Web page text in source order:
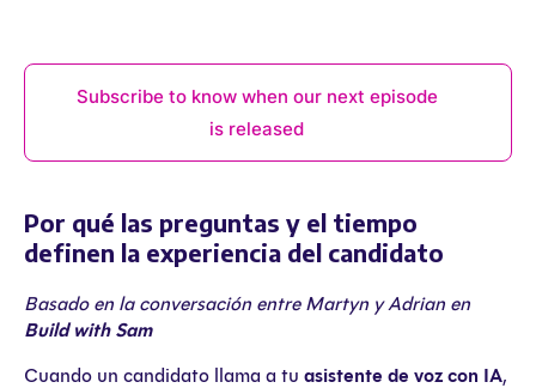
Subscribe to know when our next episode
is released
Por qué las preguntas y el tiempo
definen la experiencia del candidato
Basado en la conversación entre Martyn y Adrian en
Build with Sam
Cuando un candidato llama a tu asistente de voz con IA,